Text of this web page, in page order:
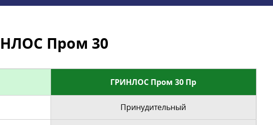
Пром 30
ГРИНЛОС Пром 30 Пр
Принудительный